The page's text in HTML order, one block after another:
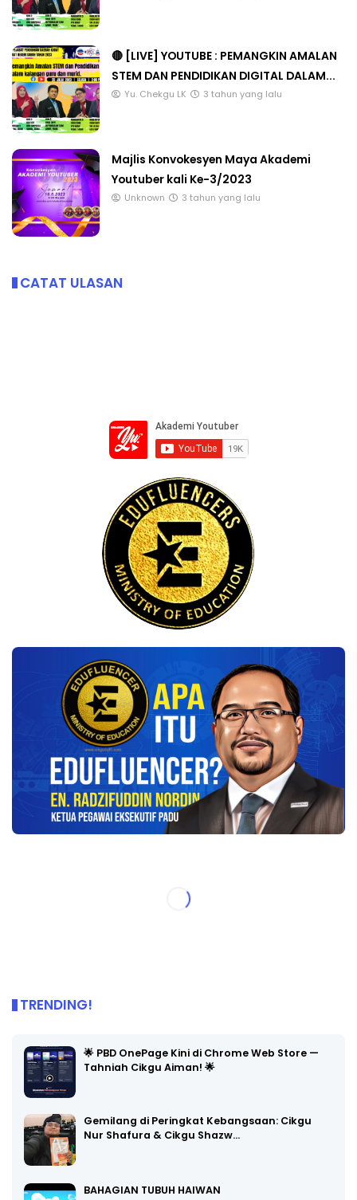
🔴 [LIVE] YOUTUBE : PEMANGKIN AMALAN
STEM DAN PENDIDIKAN DIGITAL DALAM...
Yu. Chekgu LK 3 tahun yang lalu
Majlis Konvokesyen Maya Akademi
Youtuber kali Ke-3/2023
Unknown 3 tahun yang lalu
CATAT ULASAN
TRENDING!
🌟 PBD OnePage Kini di Chrome Web Store —
Tahniah Cikgu Aiman! 🌟
Gemilang di Peringkat Kebangsaan: Cikgu
Nur Shafura & Cikgu Shazw…
BAHAGIAN TUBUH HAIWAN